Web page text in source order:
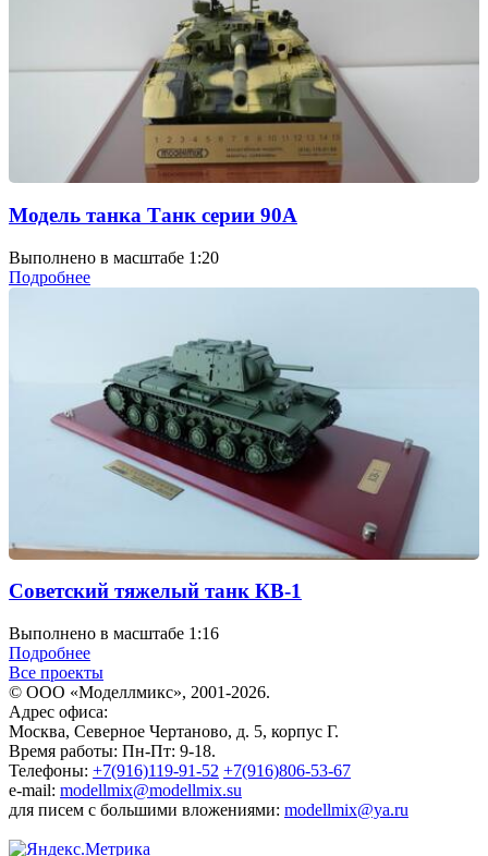
Модель танка Танк серии 90А
Выполнено в масштабе 1:20
Подробнее
Советский тяжелый танк КВ-1
Выполнено в масштабе 1:16
Подробнее
Все проекты
© ООО «Моделлмикс», 2001-2026.
Адрес офиса:
Москва, Северное Чертаново, д. 5, корпус Г.
Время работы: Пн-Пт: 9-18.
Телефоны: +7(916)119-91-52 +7(916)806-53-67
e-mail: modellmix@modellmix.su
для писем с большими вложениями: modellmix@ya.ru